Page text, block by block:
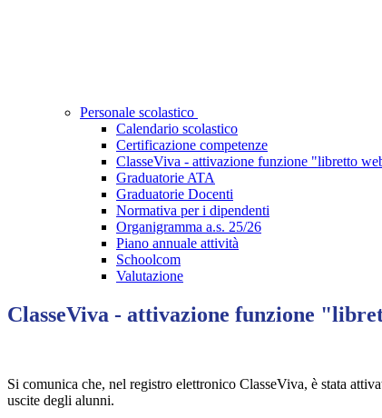
Personale scolastico
Calendario scolastico
Certificazione competenze
ClasseViva - attivazione funzione "libretto
Graduatorie ATA
Graduatorie Docenti
Normativa per i dipendenti
Organigramma a.s. 25/26
Piano annuale attività
Schoolcom
Valutazione
ClasseViva - attivazione funzione
Si comunica che, nel registro elettronico ClasseViva, è stata
uscite degli alunni.